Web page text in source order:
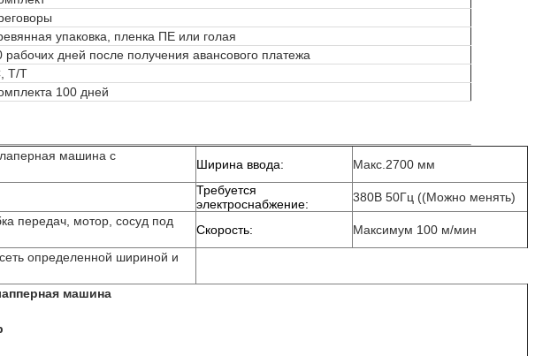
упаковка, пленка ПЕ или голая
рабочих дней после получения авансового платежа
T/T
100 дней
лаперная машина с
Ширина ввода: Макс.2700 мм
Требуется
электроснабжение:
380В 50Гц ((Можно менять)
передач, мотор, сосуд под
Скорость: Максимум 100 м/мин
определенной шириной и
машина